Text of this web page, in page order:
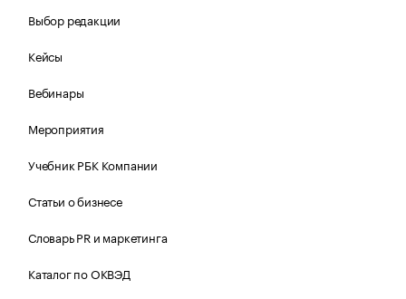
Выбор редакции
Кейсы
Вебинары
Мероприятия
Учебник РБК Компании
Статьи о бизнесе
Словарь PR и маркетинга
Каталог по ОКВЭД